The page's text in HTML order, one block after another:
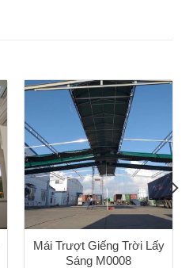
Mái Trượt Giếng Trời Lấy
Sáng M0008